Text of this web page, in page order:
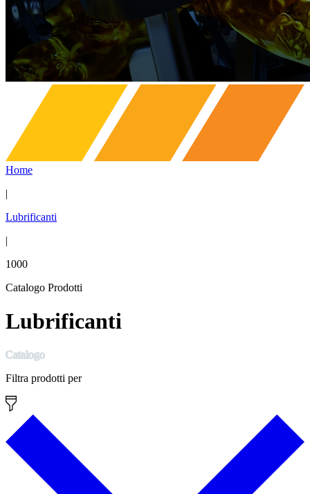
Home
|
Lubrificanti
|
1000
Catalogo Prodotti
Lubrificanti
Catalogo
Filtra prodotti per